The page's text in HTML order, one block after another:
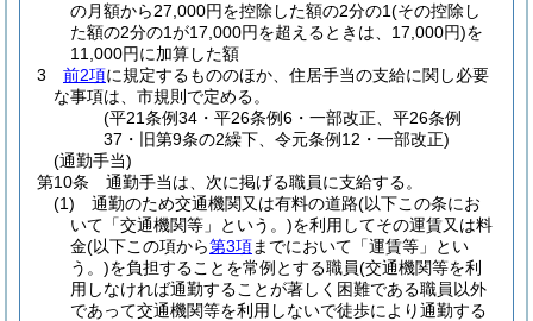
の月額から27,000円を控除した額の2分の1(その控除し
た額の2分の1が17,000円を超えるときは、17,000円)を
11,000円に加算した額
3
前2項に規定するもののほか、住居手当の支給に関し必要
な事項は、市規則で定める。
(平21条例34・平26条例6・一部改正、平26条例
37・旧第9条の2繰下、令元条例12・一部改正)
(通勤手当)
第10条
通勤手当は、次に掲げる職員に支給する。
(1)
通勤のため交通機関又は有料の道路(以下この条にお
いて「交通機関等」という。)を利用してその運賃又は料
金(以下この項から第3項までにおいて「運賃等」とい
う。)を負担することを常例とする職員(交通機関等を利
用しなければ通勤することが著しく困難である職員以外
であって交通機関等を利用しないで徒歩により通勤する